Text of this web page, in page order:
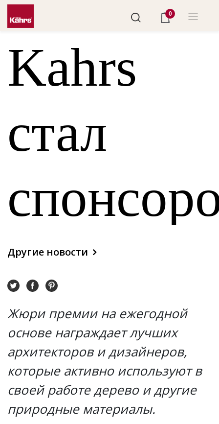
0
Kahrs
стал
премии
Архивуд
Другие новости
Жюри премии на ежегодной
основе награждает лучших
архитекторов и дизайнеров,
которые активно используют в
своей работе дерево и другие
природные материалы.